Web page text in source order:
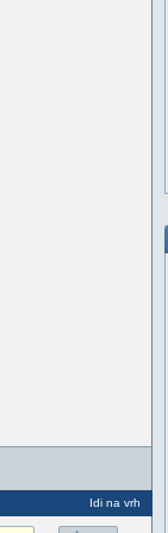
Idi na vrh